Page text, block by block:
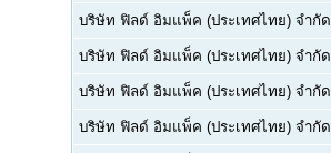
บริษัท ฟิลด์ อิมแพ็ค (ประเทศไทย) จำกัด
บริษัท ฟิลด์ อิมแพ็ค (ประเทศไทย) จำกัด
บริษัท ฟิลด์ อิมแพ็ค (ประเทศไทย) จำกัด
บริษัท ฟิลด์ อิมแพ็ค (ประเทศไทย) จำกัด